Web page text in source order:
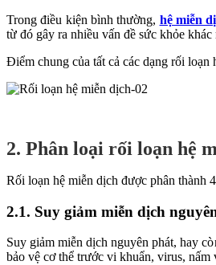
Trong điều kiện bình thường, hệ miễn
từ đó gây ra nhiều vấn đề sức khỏe khác
Điểm chung của tất cả các dạng rối loạn
2. Phân loại rối loạn hệ
Rối loạn hệ miễn dịch được phân thành
2.1. Suy giảm miễn dịch
Suy giảm miễn dịch nguyên phát, hay
bảo vệ cơ thể trước vi khuẩn, virus,